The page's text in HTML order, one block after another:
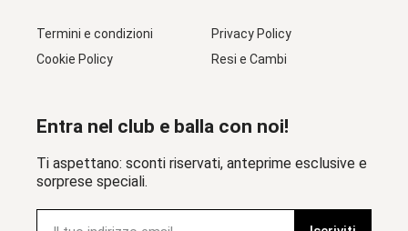
Termini e condizioni
Cookie Policy
Privacy Policy
Resi e Cambi
Entra nel club e balla con noi!
Ti aspettano: sconti riservati, anteprime esclusive e
sorprese speciali.